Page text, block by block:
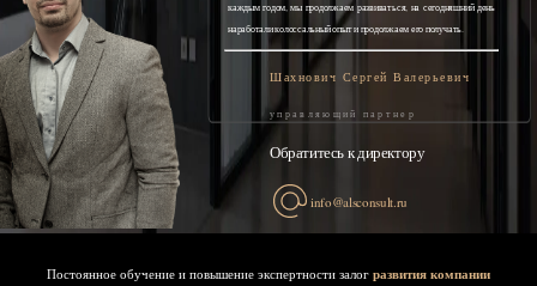
каждым годом, мы продолжаем развиваться, на сегодняшний день
наработали колоссальный опыт и продолжаем его получать.
Шахнович Сергей Валерьевич
управляющий партнер
Обратитесь к директору
info@alsconsult.ru
Постоянное обучение и повышение экспертности залог развития компании